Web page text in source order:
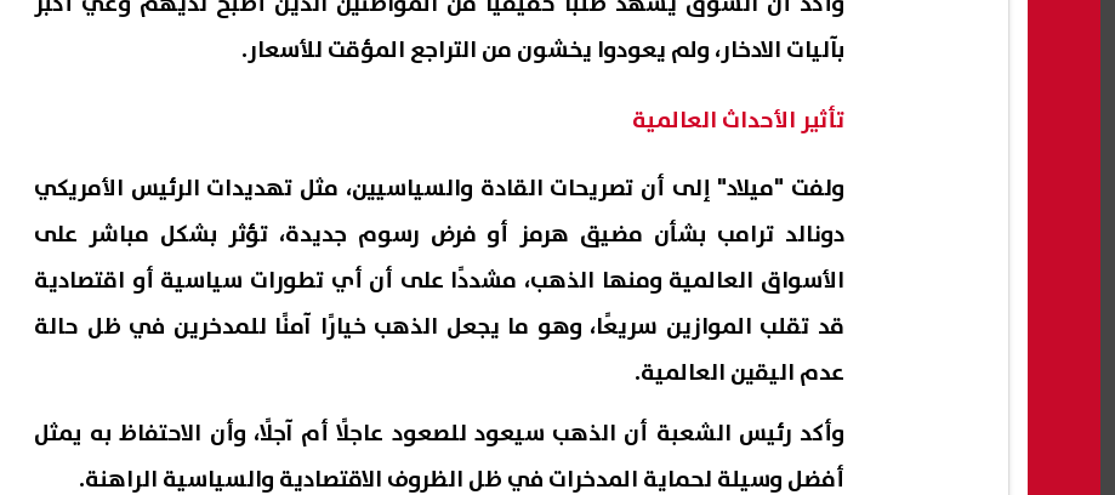
بآليات الادخار، ولم يعودوا يخشون من التراجع المؤقت للأسعار.
تأثير الأحداث العالمية
ولفت "ميلاد" إلى أن تصريحات القادة والسياسيين، مثل تهديدات الرئيس الأمريكي
دونالد ترامب بشأن مضيق هرمز أو فرض رسوم جديدة، تؤثر بشكل مباشر على
الأسواق العالمية ومنها الذهب، مشددًا على أن أي تطورات سياسية أو اقتصادية
قد تقلب الموازين سريعًا، وهو ما يجعل الذهب خيارًا آمنًا للمدخرين في ظل حالة
عدم اليقين العالمية.
وأكد رئيس الشعبة أن الذهب سيعود للصعود عاجلًا أم آجلًا، وأن الاحتفاظ به يمثل
أفضل وسيلة لحماية المدخرات في ظل الظروف الاقتصادية والسياسية الراهنة.